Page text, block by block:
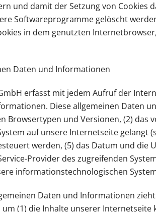
und damit der Setzung von Cookies
Softwareprogramme gelöscht
in dem genutzten
Daten und Informationen
erfasst mit jedem Aufruf der
Diese allgemeinen Daten
Browsertypen und Versionen, (2)
auf unsere Internetseite gelangt
werden, (5) das Datum und die
Provider des zugreifenden
informationstechnologischen
Daten und Informationen
(1) die Inhalte unserer